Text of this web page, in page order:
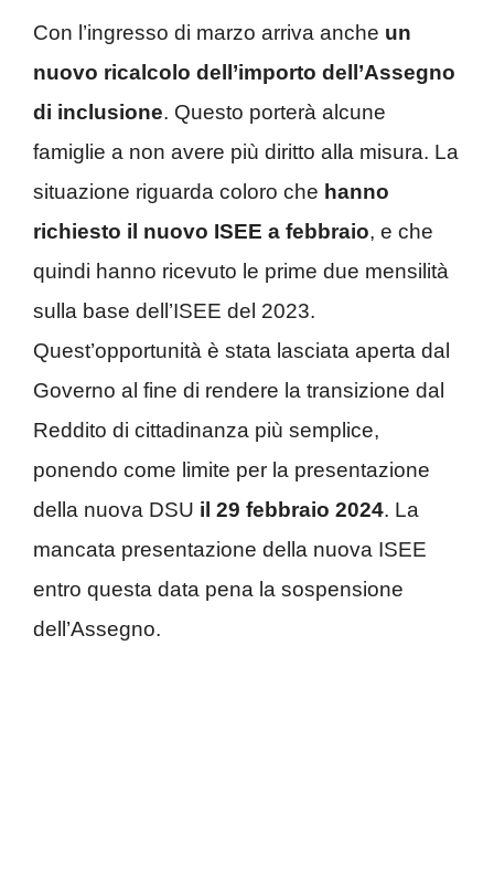
Con l’ingresso di marzo arriva anche un
nuovo ricalcolo dell’importo dell’Assegno
di inclusione. Questo porterà alcune
famiglie a non avere più diritto alla misura. La
situazione riguarda coloro che hanno
richiesto il nuovo ISEE a febbraio, e che
quindi hanno ricevuto le prime due mensilità
sulla base dell’ISEE del 2023.
Quest’opportunità è stata lasciata aperta dal
Governo al fine di rendere la transizione dal
Reddito di cittadinanza più semplice,
ponendo come limite per la presentazione
della nuova DSU il 29 febbraio 2024. La
mancata presentazione della nuova ISEE
entro questa data pena la sospensione
dell’Assegno.